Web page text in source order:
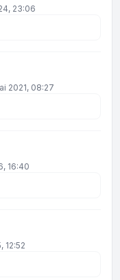
23:06
2021, 08:27
16:40
12:52